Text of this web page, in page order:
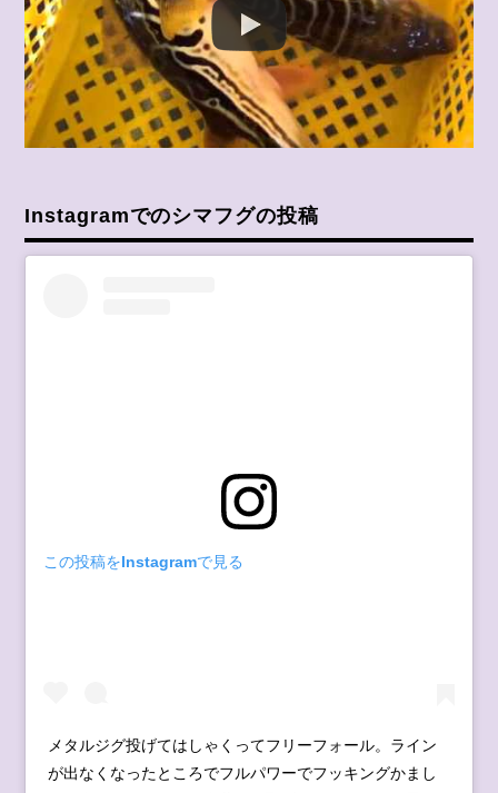
Instagramでのシマフグの投稿
この投稿をInstagramで見る
メタルジグ投げてはしゃくってフリーフォール。ライン
が出なくなったところでフルパワーでフッキングかまし